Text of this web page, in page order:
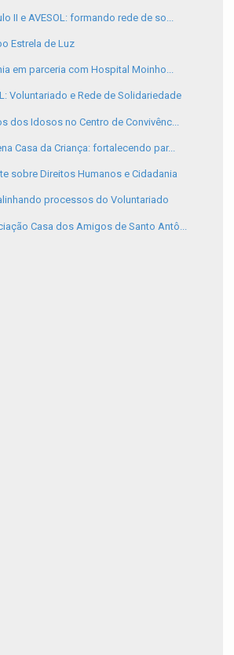
II e AVESOL: formando rede de so...
Estrela de Luz
em parceria com Hospital Moinho...
Voluntariado e Rede de Solidariedade
dos Idosos no Centro de Convivênc...
Casa da Criança: fortalecendo par...
sobre Direitos Humanos e Cidadania
processos do Voluntariado
Casa dos Amigos de Santo Antô...